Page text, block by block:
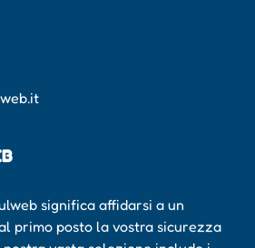
significa affidarsi a un
primo posto la vostra sicurezza